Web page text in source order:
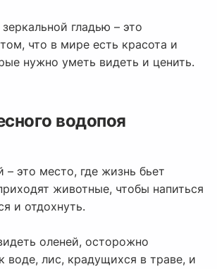
гладью – это
что в мире есть красота и
нужно уметь видеть и ценить.
водопоя
– это место, где жизнь бьет
животные, чтобы напиться
и отдохнуть.
оленей, осторожно
воде, лис, крадущихся в траве, и